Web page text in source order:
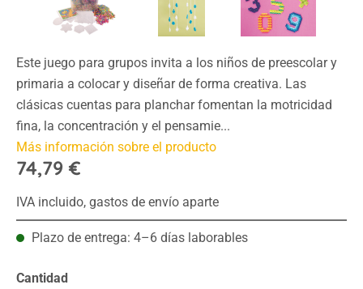
Este juego para grupos invita a los niños de preescolar y
primaria a colocar y diseñar de forma creativa. Las
clásicas cuentas para planchar fomentan la motricidad
fina, la concentración y el pensamie...
Más información sobre el producto
74,79 €
IVA incluido, gastos de envío aparte
Plazo de entrega: 4–6 días laborables
Cantidad